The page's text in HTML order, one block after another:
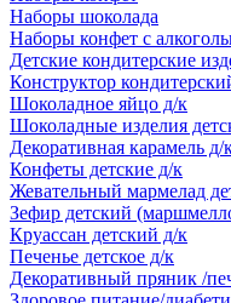
Наборы шоколада
Наборы конфет с
Детские кондитерские
Конструктор
Шоколадное яйцо д/к
Шоколадные изделия
Декоративная карамель д/
Конфеты детские д/к
Жевательный мармелад
Зефир детский
Круассан детский д/к
Печенье детское д/к
Декоративный пряник /